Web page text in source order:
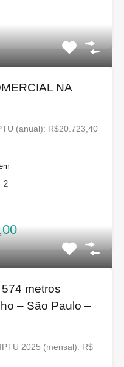
NA
(anual): R$20.723,40
2
metros
– São Paulo –
2025 (mensal): R$